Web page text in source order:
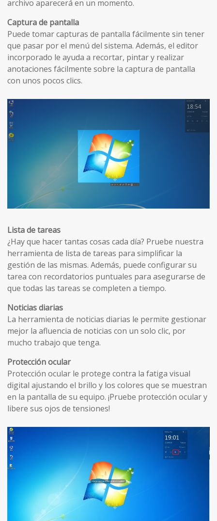
archivo aparecerá en un momento.
Captura de pantalla
Puede tomar capturas de pantalla fácilmente sin tener
que pasar por el menú del sistema. Además, el editor
incorporado le ayuda a recortar, pintar y realizar
anotaciones fácilmente sobre la captura de pantalla
con unos pocos clics.
Lista de tareas
¿Hay que hacer tantas cosas cada día? Pruebe nuestra
herramienta de lista de tareas para simplificar la
gestión de las mismas. Además, puede configurar su
tarea con recordatorios puntuales para asegurarse de
que todas las tareas se completen a tiempo.
Noticias diarias
La herramienta de noticias diarias le permite gestionar
mejor la afluencia de noticias con un solo clic, por
mucho trabajo que tenga.
Protección ocular
Protección ocular le protege contra la fatiga visual
digital ajustando el brillo y los colores que se muestran
en la pantalla de su equipo. ¡Pruebe protección ocular y
libere sus ojos de tensiones!